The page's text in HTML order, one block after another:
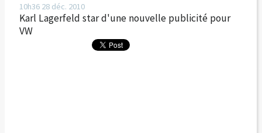
10h36 28 déc. 2010
Karl Lagerfeld star d'une nouvelle publicité pour
VW